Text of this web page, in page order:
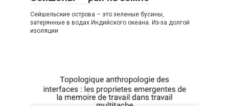
Сейшельские острова – это зеленые бусины,
затерянные в водах Индийского океана. Из-за долгой
изоляции